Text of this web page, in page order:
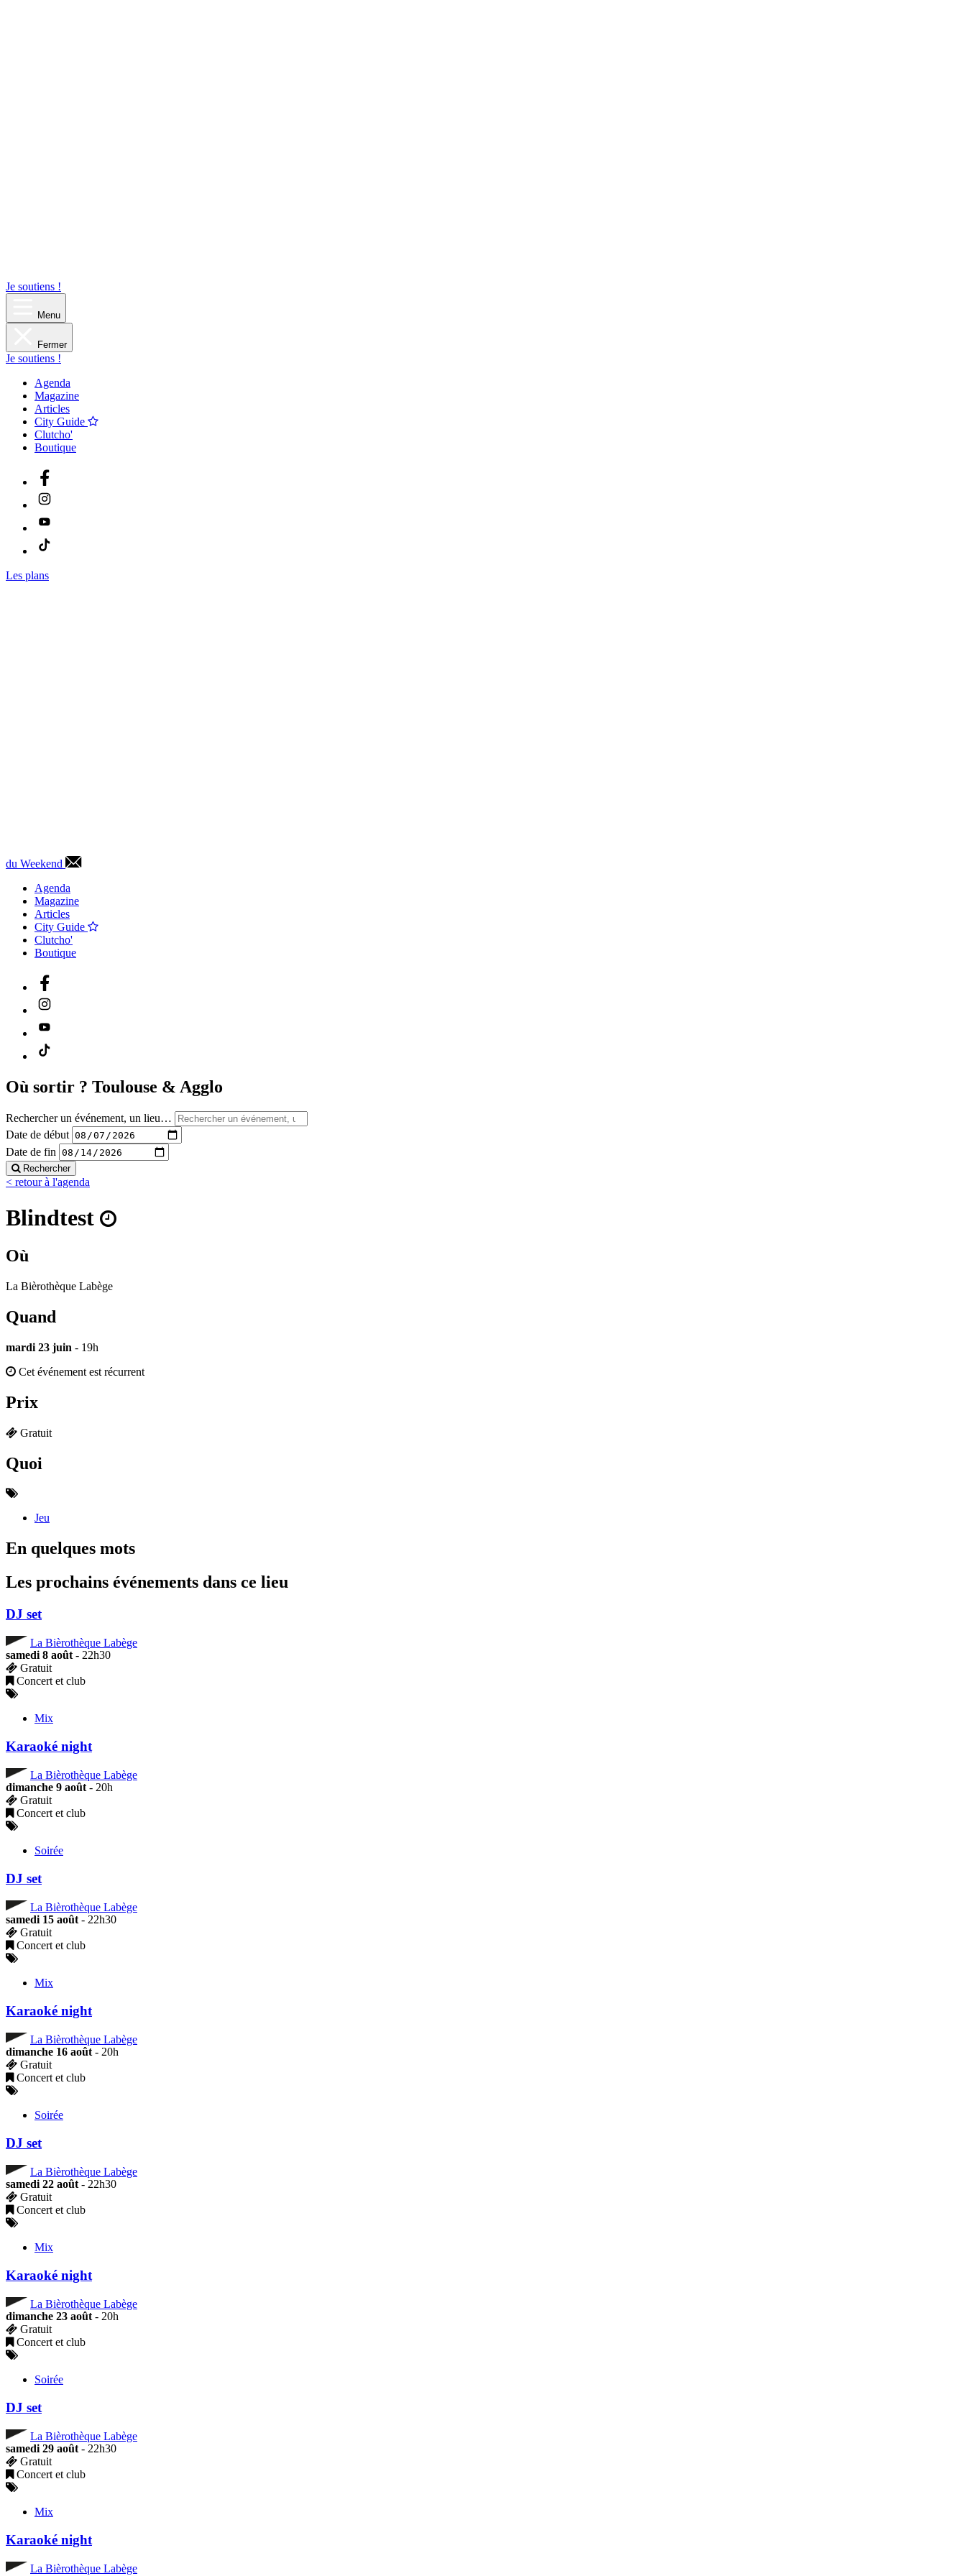
Je soutiens !
Menu
Fermer
Je soutiens !
Agenda
Magazine
Articles
City Guide
Clutcho'
Boutique
Les plans
du Weekend
Agenda
Magazine
Articles
City Guide
Clutcho'
Boutique
Où sortir ? Toulouse & Agglo
Rechercher un événement, un lieu…
Date de début
Date de fin
Rechercher
< retour à l'agenda
Blindtest
Où
La Bièrothèque Labège
Quand
mardi 23 juin - 19h
Cet événement est récurrent
Prix
Gratuit
Quoi
Jeu
En quelques mots
Les prochains événements dans ce lieu
DJ set
La Bièrothèque Labège
samedi 8 août- 22h30
Gratuit
Concert et club
Mix
Karaoké night
La Bièrothèque Labège
dimanche 9 août- 20h
Gratuit
Concert et club
Soirée
DJ set
La Bièrothèque Labège
samedi 15 août- 22h30
Gratuit
Concert et club
Mix
Karaoké night
La Bièrothèque Labège
dimanche 16 août- 20h
Gratuit
Concert et club
Soirée
DJ set
La Bièrothèque Labège
samedi 22 août- 22h30
Gratuit
Concert et club
Mix
Karaoké night
La Bièrothèque Labège
dimanche 23 août- 20h
Gratuit
Concert et club
Soirée
DJ set
La Bièrothèque Labège
samedi 29 août- 22h30
Gratuit
Concert et club
Mix
Karaoké night
La Bièrothèque Labège